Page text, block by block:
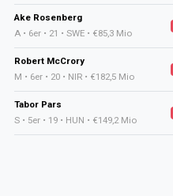
Ake Rosenberg
A • 6er • 21 • SWE • €85,3 Mio
Robert McCrory
M • 6er • 20 • NIR • €182,5 Mio
Tabor Pars
S • 5er • 19 • HUN • €149,2 Mio